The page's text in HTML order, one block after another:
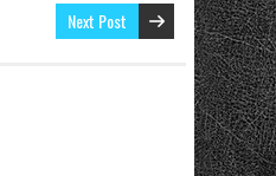
Next Post